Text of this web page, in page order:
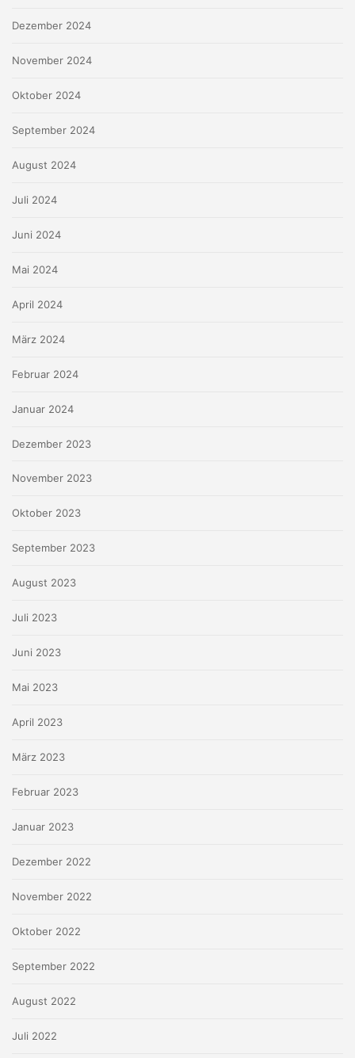
Dezember 2024
November 2024
Oktober 2024
September 2024
August 2024
Juli 2024
Juni 2024
Mai 2024
April 2024
März 2024
Februar 2024
Januar 2024
Dezember 2023
November 2023
Oktober 2023
September 2023
August 2023
Juli 2023
Juni 2023
Mai 2023
April 2023
März 2023
Februar 2023
Januar 2023
Dezember 2022
November 2022
Oktober 2022
September 2022
August 2022
Juli 2022